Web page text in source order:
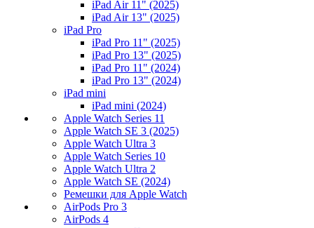
iPad Air 11" (2025)
iPad Air 13" (2025)
iPad Pro
iPad Pro 11" (2025)
iPad Pro 13" (2025)
iPad Pro 11" (2024)
iPad Pro 13" (2024)
iPad mini
iPad mini (2024)
Apple Watch Series 11
Apple Watch SE 3 (2025)
Apple Watch Ultra 3
Apple Watch Series 10
Apple Watch Ultra 2
Apple Watch SE (2024)
Ремешки для Apple Watch
AirPods Pro 3
AirPods 4